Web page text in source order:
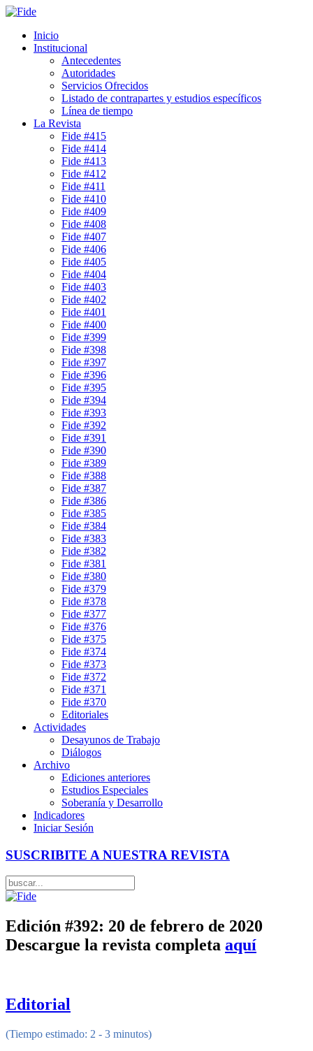
Inicio
Institucional
Antecedentes
Autoridades
Servicios Ofrecidos
Listado de contrapartes y estudios específicos
Línea de tiempo
La Revista
Fide #415
Fide #414
Fide #413
Fide #412
Fide #411
Fide #410
Fide #409
Fide #408
Fide #407
Fide #406
Fide #405
Fide #404
Fide #403
Fide #402
Fide #401
Fide #400
Fide #399
Fide #398
Fide #397
Fide #396
Fide #395
Fide #394
Fide #393
Fide #392
Fide #391
Fide #390
Fide #389
Fide #388
Fide #387
Fide #386
Fide #385
Fide #384
Fide #383
Fide #382
Fide #381
Fide #380
Fide #379
Fide #378
Fide #377
Fide #376
Fide #375
Fide #374
Fide #373
Fide #372
Fide #371
Fide #370
Editoriales
Actividades
Desayunos de Trabajo
Diálogos
Archivo
Ediciones anteriores
Estudios Especiales
Soberanía y Desarrollo
Indicadores
Iniciar Sesión
SUSCRIBITE A NUESTRA REVISTA
Edición #392: 20 de febrero de 2020
Descargue la revista completa aquí
Editorial
(Tiempo estimado: 2 - 3 minutos)